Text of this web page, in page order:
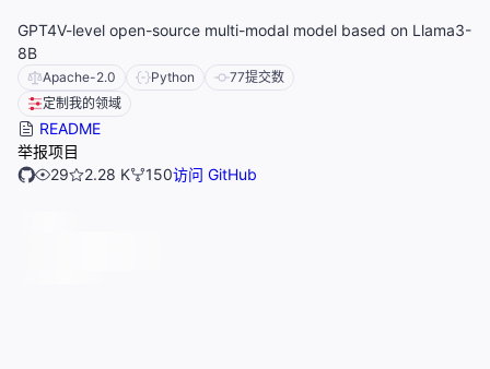
GPT4V-level open-source multi-modal model based on Llama3-
8B
Apache-2.0 Python 77提交数
定制我的领域
README
举报项目
29
2.28 K 150访问 GitHub